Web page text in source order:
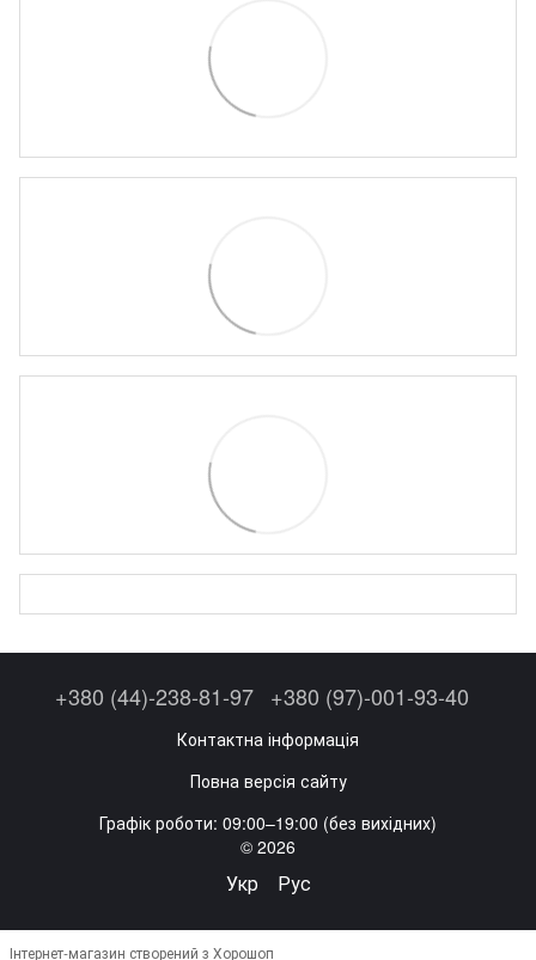
+380 (44)-238-81-97 +380 (97)-001-93-40
Контактна інформація
Повна версія сайту
Графік роботи: 09:00–19:00 (без вихідних)
© 2026
Укр Рус
Інтернет-магазин створений з Хорошоп